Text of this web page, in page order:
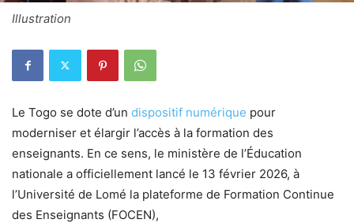
Illustration
Le Togo se dote d’un dispositif numérique pour
moderniser et élargir l’accès à la formation des
enseignants. En ce sens, le ministère de l’Éducation
nationale a officiellement lancé le 13 février 2026, à
l’Université de Lomé la plateforme de Formation Continue
des Enseignants (FOCEN),